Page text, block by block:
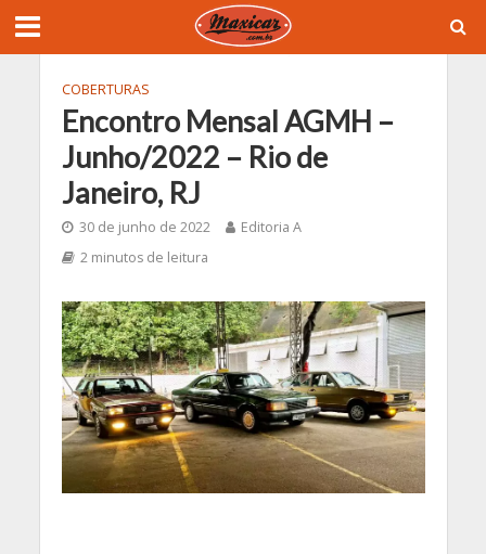
COBERTURAS
Encontro Mensal AGMH –
Junho/2022 – Rio de
Janeiro, RJ
30 de junho de 2022
Editoria A
2 minutos de leitura